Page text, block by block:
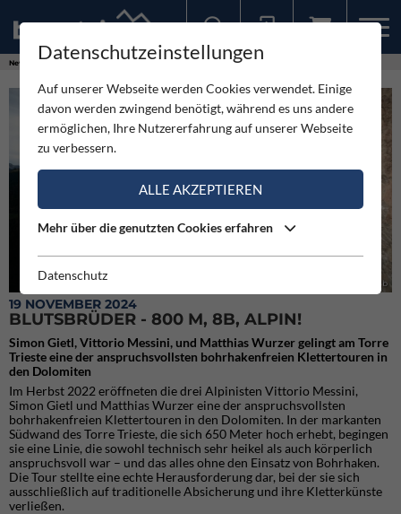
News
Blutsbrüder - 810 m, 8b
19 NOVEMBER 2024
BLUTSBRÜDER - 800 M, 8B, ALPIN!
Simon Gietl, Vittorio Messini, und Matthias Wurzer gelingt am Torre
Trieste eine der anspruchsvollsten bohrhakenfreien Klettertouren in
den Dolomiten
Im Herbst 2022 eröffneten die drei Alpinisten Vittorio Messini,
Simon Gietl und Matthias Wurzer eine der anspruchsvollsten
bohrhakenfreien Klettertouren in den Dolomiten. In der markanten
Südwand des Torre Trieste, die sich 650 Meter hoch erhebt, begingen
sie eine Linie, die sowohl technisch sehr heikel als auch körperlich
anspruchsvoll war – und das alles ohne den Einsatz von Bohrhaken.
Die Tour stellte eine echte Herausforderung dar, bei der sie sich
ausschließlich auf traditionelle Absicherung und ihre Kletterkünste
verließen.
Datenschutzeinstellungen
Auf unserer Webseite werden Cookies verwendet. Einige
davon werden zwingend benötigt, während es uns andere
ermöglichen, Ihre Nutzererfahrung auf unserer Webseite
zu verbessern.
ALLE AKZEPTIEREN
Mehr über die genutzten Cookies erfahren
Datenschutz